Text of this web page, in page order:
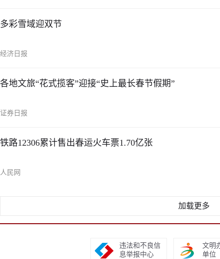
多彩雪域迎双节
经济日报
各地文旅“花式揽客”迎接“史上最长春节假期”
证券日报
铁路12306累计售出春运火车票1.70亿张
人民网
加载更多
违法和不良信
息举报中心
文明
单位